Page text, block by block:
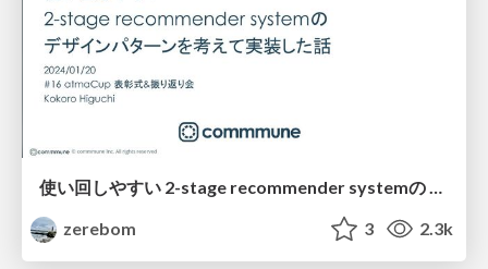
使い回しやすい 2-stage recommender systemの デザインパターンを考えて実装した話
zerebom
3 2.3k